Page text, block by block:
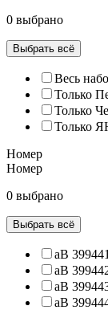
0 выбрано
Выбрать всё
Весь
Только
Только
Только
Номер
Номер
0 выбрано
Выбрать всё
аВ
аВ
аВ
аВ